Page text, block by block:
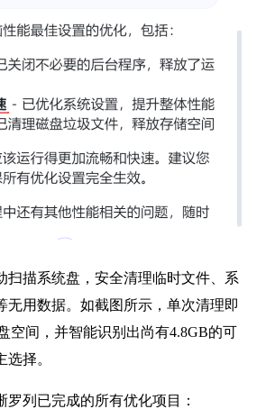
扫描系统盘，安全清理临时文件、系
无用数据。如截图所示，单次清理即
空间，并智能识别出尚有4.8GB的可
择。
罗列已完成的所有优化项目：